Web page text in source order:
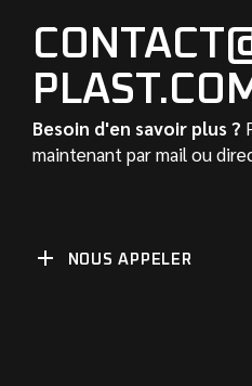
Besoin d'en savoir plus ?
maintenant par mail ou
NOUS APPELER